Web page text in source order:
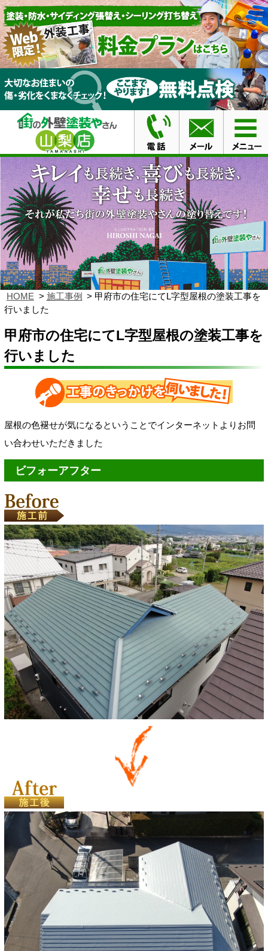
HOME 施工事例
甲府市の住宅にてL字型屋根の塗装工事を
行いました
甲府市の住宅にてL字型屋根の塗装工事を
行いました
屋根の色褪せが気になるということでインターネットよりお問
い合わせいただきました
ビフォーアフター